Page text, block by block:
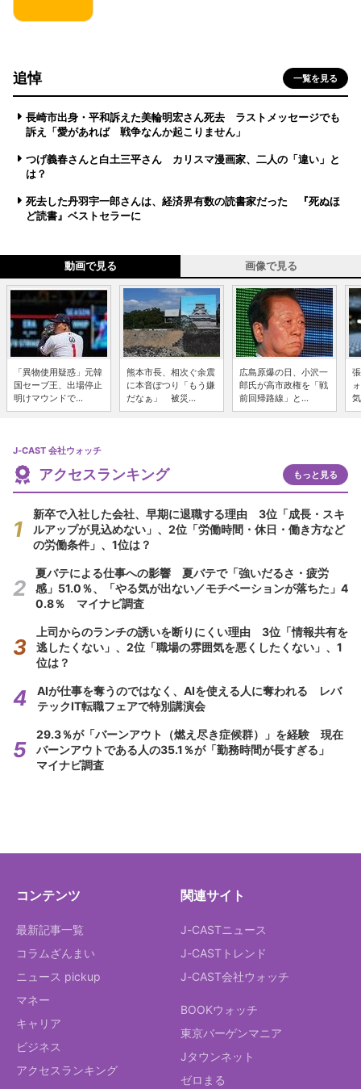
追悼 一覧を見る
長崎市出身・平和訴えた美輪明宏さん死去 ラストメッセージでも
訴え「愛があれば 戦争なんか起こりません」
つげ義春さんと白土三平さん カリスマ漫画家、二人の「違い」と
は？
死去した丹羽宇一郎さんは、経済界有数の読書家だった 『死ぬほ
ど読書』ベストセラーに
動画で見る 画像で見る
「異物使用疑惑」元韓
国セーブ王、出場停止
明けマウンドで...
熊本市長、相次ぐ余震
に本音ぽつり「もう嫌
だなぁ」 被災...
広島原爆の日、小沢一
郎氏が高市政権を「戦
前回帰路線」と...
J-CAST 会社ウォッチ
アクセスランキング もっと見る
新卒で入社した会社、早期に退職する理由 3位「成長・スキ
ルアップが見込めない」、2位「労働時間・休日・働き方など
の労働条件」、1位は？
夏バテによる仕事への影響 夏バテで「強いだるさ・疲労
感」51.0％、「やる気が出ない／モチベーションが落ちた」4
0.8％ マイナビ調査
上司からのランチの誘いを断りにくい理由 3位「情報共有を
逃したくない」、2位「職場の雰囲気を悪くしたくない」、1
位は？
AIが仕事を奪うのではなく、AIを使える人に奪われる レバ
テックIT転職フェアで特別講演会
29.3％が「バーンアウト（燃え尽き症候群）」を経験 現在
バーンアウトである人の35.1％が「勤務時間が長すぎる」
マイナビ調査
コンテンツ
最新記事一覧
コラムざんまい
ニュース pickup
マネー
キャリア
ビジネス
アクセスランキング
関連サイト
J-CASTニュース
J-CASTトレンド
J-CAST会社ウォッチ
BOOKウォッチ
東京バーゲンマニア
Jタウンネット
ゼロまる